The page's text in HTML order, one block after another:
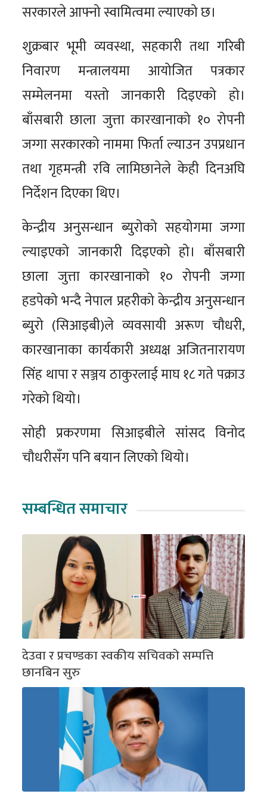
सरकारले आफ्नो स्वामित्वमा ल्याएको छ।
शुक्रबार भूमी व्यवस्था, सहकारी तथा गरिबी
निवारण मन्त्रालयमा आयोजित पत्रकार
सम्मेलनमा यस्तो जानकारी दिइएको हो।
बाँसबारी छाला जुत्ता कारखानाको १० रोपनी
जग्गा सरकारको नाममा फिर्ता ल्याउन उपप्रधान
तथा गृहमन्त्री रवि लामिछानेले केही दिनअघि
निर्देशन दिएका थिए।
केन्द्रीय अनुसन्धान ब्युरोको सहयोगमा जग्गा
ल्याइएको जानकारी दिइएको हो। बाँसबारी
छाला जुत्ता कारखानाको १० रोपनी जग्गा
हडपेको भन्दै नेपाल प्रहरीको केन्द्रीय अनुसन्धान
ब्युरो (सिआइबी)ले व्यवसायी अरूण चौधरी,
कारखानाका कार्यकारी अध्यक्ष अजितनारायण
सिंह थापा र सञ्जय ठाकुरलाई माघ १८ गते पक्राउ
गरेको थियो।
सोही प्रकरणमा सिआइबीले सांसद विनोद
चौधरीसँग पनि बयान लिएको थियो।
सम्बन्धित समाचार
देउवा र प्रचण्डका स्वकीय सचिवको सम्पत्ति
छानबिन सुरु